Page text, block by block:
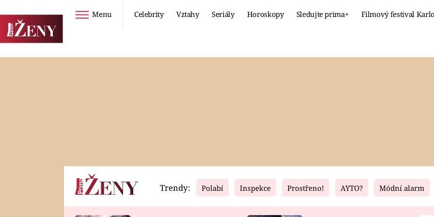
Menu Celebrity Vztahy Seriály Horoskopy Sledujte prima+ Filmový festival
Horoskopy Video Fresh Living
Trendy: Polabí Inspekce Prostřeno! AYTO? Módní alarm